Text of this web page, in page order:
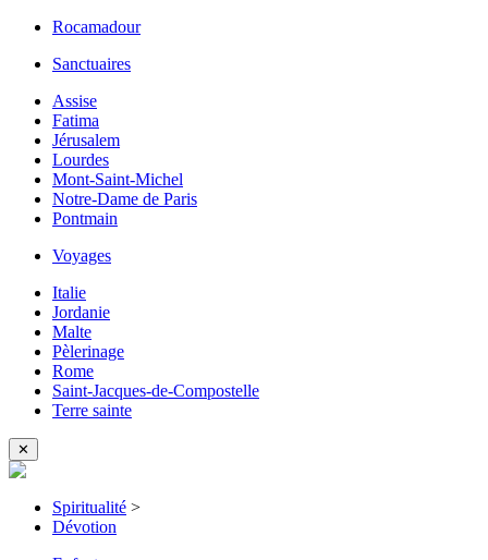
Rocamadour
Sanctuaires
Assise
Fatima
Jérusalem
Lourdes
Mont-Saint-Michel
Notre-Dame de Paris
Pontmain
Voyages
Italie
Jordanie
Malte
Pèlerinage
Rome
Saint-Jacques-de-Compostelle
Terre sainte
✕
Spiritualité >
Dévotion